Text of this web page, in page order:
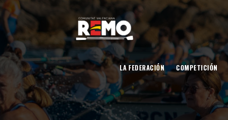
LA FEDERACIÓN COMPETICIÓN